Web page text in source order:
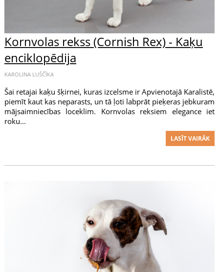
Kornvolas rekss (Cornish Rex) - Kaķu
enciklopēdija
KAROLINA LUŠČĪKA
Šai retajai kaķu šķirnei, kuras izcelsme ir Apvienotajā Karalistē,
piemīt kaut kas neparasts, un tā ļoti labprāt pieķeras jebkuram
mājsaimniecības loceklim. Kornvolas reksiem elegance iet
roku...
LASĪT VAIRĀK